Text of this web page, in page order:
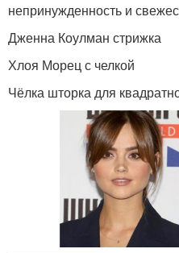
непринужденность и
Дженна Коулман стрижка
Хлоя Морец с челкой
Чёлка шторка для